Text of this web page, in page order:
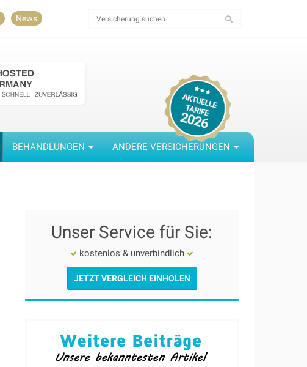
News
BEHANDLUNGEN ANDERE VERSICHERUNGEN
Unser Service für Sie:
kostenlos & unverbindlich
JETZT VERGLEICH EINHOLEN